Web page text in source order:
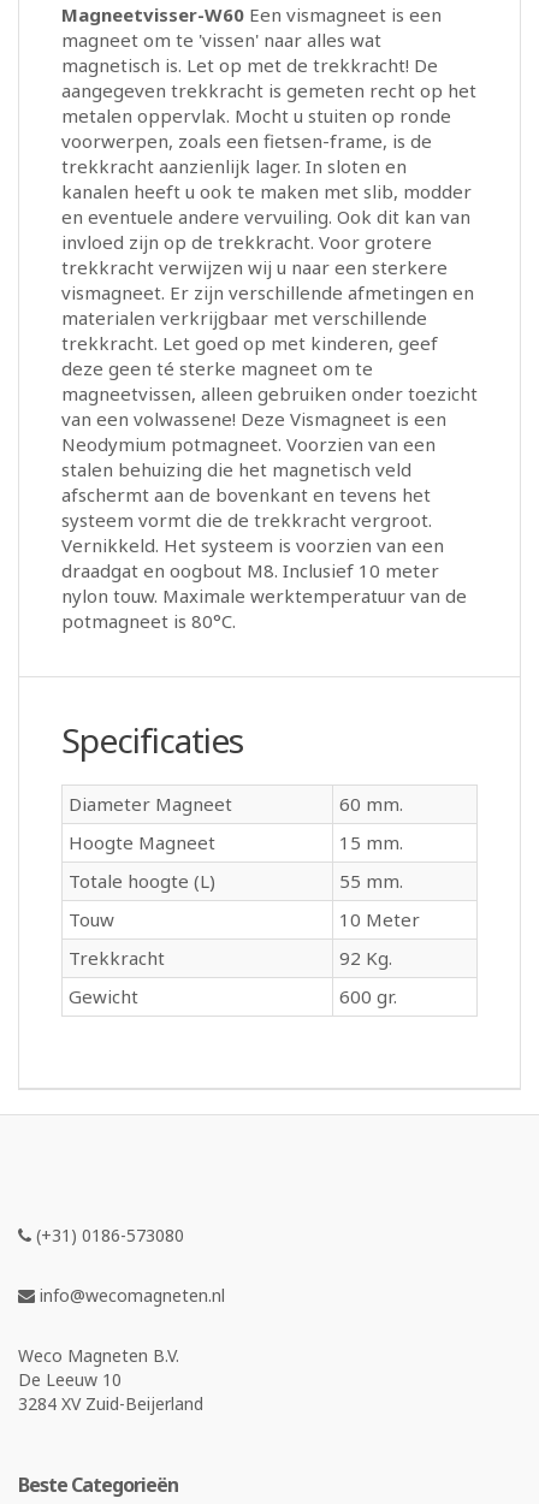
Magneetvisser-W60 Een vismagneet is een
magneet om te 'vissen' naar alles wat
magnetisch is. Let op met de trekkracht! De
aangegeven trekkracht is gemeten recht op het
metalen oppervlak. Mocht u stuiten op ronde
voorwerpen, zoals een fietsen-frame, is de
trekkracht aanzienlijk lager. In sloten en
kanalen heeft u ook te maken met slib, modder
en eventuele andere vervuiling. Ook dit kan van
invloed zijn op de trekkracht. Voor grotere
trekkracht verwijzen wij u naar een sterkere
vismagneet. Er zijn verschillende afmetingen en
materialen verkrijgbaar met verschillende
trekkracht. Let goed op met kinderen, geef
deze geen té sterke magneet om te
magneetvissen, alleen gebruiken onder toezicht
van een volwassene! Deze Vismagneet is een
Neodymium potmagneet. Voorzien van een
stalen behuizing die het magnetisch veld
afschermt aan de bovenkant en tevens het
systeem vormt die de trekkracht vergroot.
Vernikkeld. Het systeem is voorzien van een
draadgat en oogbout M8. Inclusief 10 meter
nylon touw. Maximale werktemperatuur van de
potmagneet is 80°C.
Specificaties
Diameter Magneet
60 mm.
Hoogte Magneet
15 mm.
Totale hoogte (L)
55 mm.
Touw
10 Meter
Trekkracht
92 Kg.
Gewicht
600 gr.
(+31) 0186-573080
info@wecomagneten.nl
Weco Magneten B.V.
De Leeuw 10
3284 XV Zuid-Beijerland
Beste Categorieën